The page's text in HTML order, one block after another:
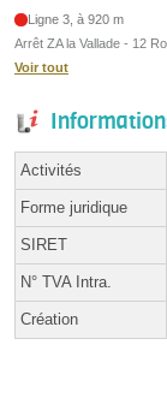
Ligne 3, à 920 m
Arrêt ZA la Vallade - 12
Voir tout
Activités
Forme juridique
SIRET
N° TVA Intra.
Création